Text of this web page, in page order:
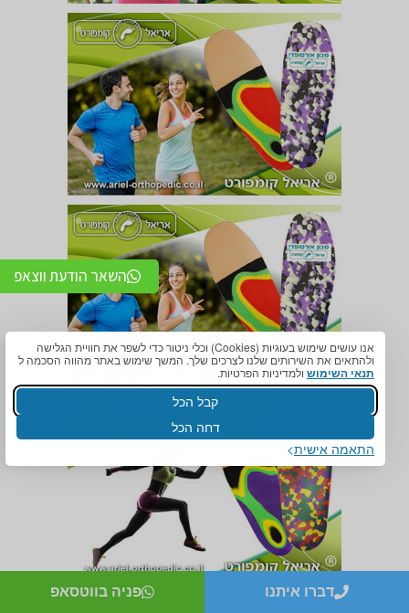
אנו עושים שימוש בעוגיות (Cookies) וכלי ניטור כדי לשפר את חוויית הגלישה
ולהתאים את השירותים שלנו לצרכים שלך. המשך שימוש באתר מהווה הסכמה ל
תנאי השימוש ולמדיניות הפרטיות.
קבל הכל
דחה הכל
התאמה אישית
השאר הודעת ווצאפ
דברו איתנו פניה בווטסאפ